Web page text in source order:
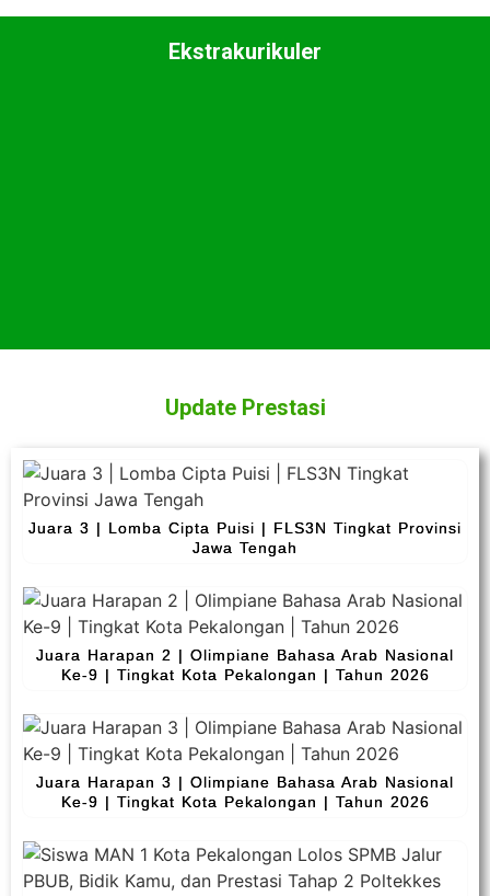
Ekstrakurikuler
Update Prestasi
Juara 3 | Lomba Cipta Puisi | FLS3N Tingkat Provinsi
Jawa Tengah
Juara Harapan 2 | Olimpiane Bahasa Arab Nasional
Ke-9 | Tingkat Kota Pekalongan | Tahun 2026
Juara Harapan 3 | Olimpiane Bahasa Arab Nasional
Ke-9 | Tingkat Kota Pekalongan | Tahun 2026